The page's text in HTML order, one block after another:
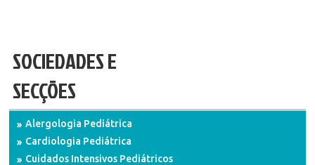
SOCIEDADES E
SECÇÕES
Alergologia Pediátrica
Cardiologia Pediátrica
Cuidados Intensivos Pediátricos